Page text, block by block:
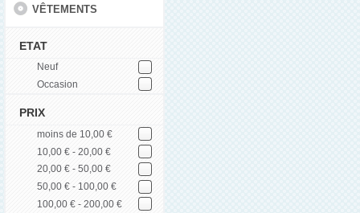
VÊTEMENTS
ETAT
Neuf
Occasion
PRIX
moins de 10,00 €
10,00 € - 20,00 €
20,00 € - 50,00 €
50,00 € - 100,00 €
100,00 € - 200,00 €